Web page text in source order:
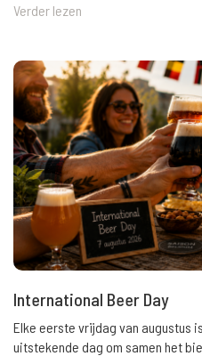
Verder lezen
International Beer Day
Elke eerste vrijdag van augustus
uitstekende dag om samen het